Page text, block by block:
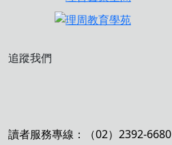
追蹤我們
讀者服務專線：（02）2392-6680